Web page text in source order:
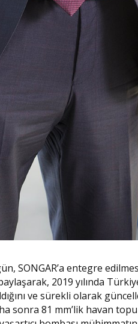
SONGAR’a entegre
2019 yılında
ve sürekli olarak
81 mm’lik havan topu